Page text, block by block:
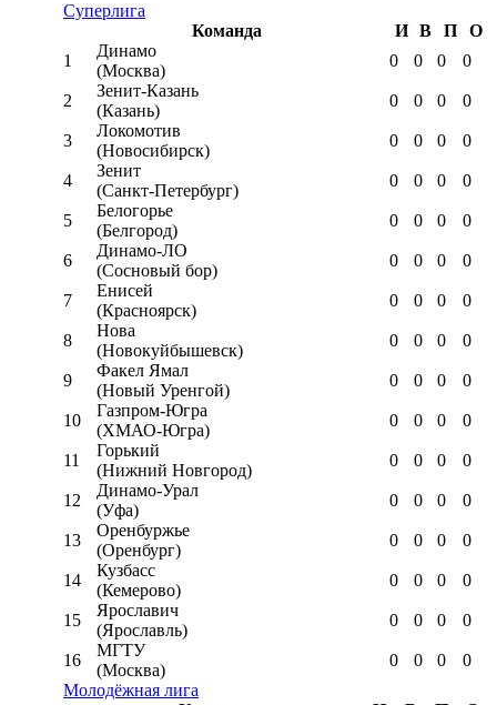
Суперлига
Команда
И В П
О
1
Динамо
(Москва)
0 0 0 0
2
Зенит-Казань
(Казань)
0 0 0 0
3
Локомотив
(Новосибирск)
0 0 0 0
4
Зенит
(Санкт-Петербург)
0 0 0 0
5
Белогорье
(Белгород)
0 0 0 0
6
Динамо-ЛО
(Сосновый бор)
0 0 0 0
7
Енисей
(Красноярск)
0 0 0 0
8
Нова
(Новокуйбышевск)
0 0 0 0
9
Факел Ямал
(Новый Уренгой)
0 0 0 0
10
Газпром-Югра
(ХМАО-Югра)
0 0 0 0
11
Горький
(Нижний Новгород)
0 0 0 0
12
Динамо-Урал
(Уфа)
0 0 0 0
13
Оренбуржье
(Оренбург)
0 0 0 0
14
Кузбасс
(Кемерово)
0 0 0 0
15
Ярославич
(Ярославль)
0 0 0 0
16
МГТУ
(Москва)
0 0 0
0
Молодёжная лига